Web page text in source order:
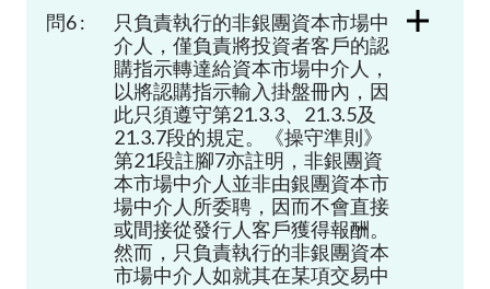
問6 :
只負責執行的非銀團資本市場中
介人，僅負責將投資者客戶的認
購指示轉達給資本市場中介人，
以將認購指示輸入掛盤冊內，因
此只須遵守第21.3.3、21.3.5及
21.3.7段的規定。《操守準則》
第21段註腳7亦註明，非銀團資
本市場中介人並非由銀團資本市
場中介人所委聘，因而不會直接
或間接從發行人客戶獲得報酬。
然而，只負責執行的非銀團資本
市場中介人如就其在某項交易中